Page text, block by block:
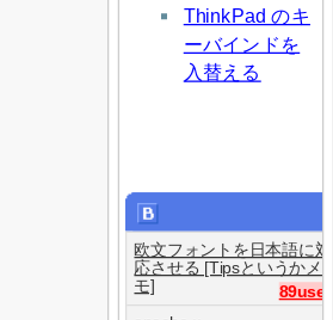
ThinkPad のキ
ーバインドを
入替える
欧文フォントを日本語に対
応させる [Tipsというかメ
モ]
89users